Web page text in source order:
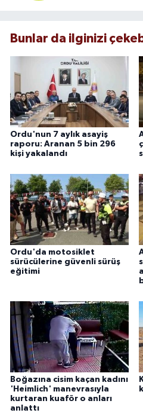
Bunlar da ilginizi
Ordu'nun 7 aylık asayiş
raporu: Aranan 5 bin 296
kişi yakalandı
Ordu'da motosiklet
sürücülerine güvenli sürüş
eğitimi
Boğazına cisim kaçan kadını
'Heimlich' manevrasıyla
kurtaran kuaför o anları
anlattı